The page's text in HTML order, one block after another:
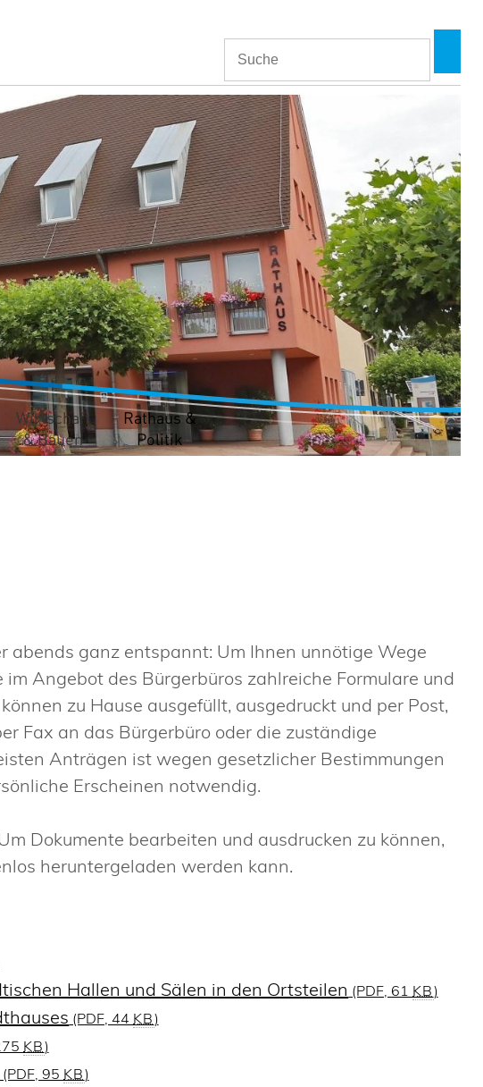
Wirtschaft
& Bauen
Rathaus &
Politik
abends ganz entspannt: Um Ihnen unnötige Wege
Angebot des Bürgerbüros zahlreiche Formulare und
zu Hause ausgefüllt, ausgedruckt und per Post,
Fax an das Bürgerbüro oder die zuständige
Anträgen ist wegen gesetzlicher Bestimmungen
Erscheinen notwendig.
Dokumente bearbeiten und ausdrucken zu können,
heruntergeladen werden kann.
Hallen und Sälen in den Ortsteilen (PDF, 61 KB)
(PDF, 44 KB)
KB)
(PDF, 95 KB)